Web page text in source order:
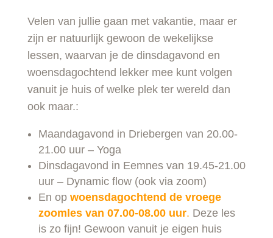
Velen van jullie gaan met vakantie, maar er
zijn er natuurlijk gewoon de wekelijkse
lessen, waarvan je de dinsdagavond en
woensdagochtend lekker mee kunt volgen
vanuit je huis of welke plek ter wereld dan
ook maar.:
Maandagavond in Driebergen van 20.00-
21.00 uur – Yoga
Dinsdagavond in Eemnes van 19.45-21.00
uur – Dynamic flow (ook via zoom)
En op woensdagochtend de vroege
zoomles van 07.00-08.00 uur. Deze les
is zo fijn! Gewoon vanuit je eigen huis